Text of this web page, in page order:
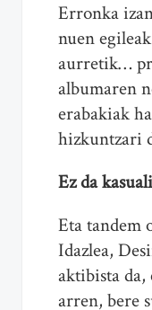
Erronka
nuen
aurretik…
albumaren
erabakiak
hizkuntzari
Ez da
Eta tandem
Idazlea,
aktibista da,
arren, bere